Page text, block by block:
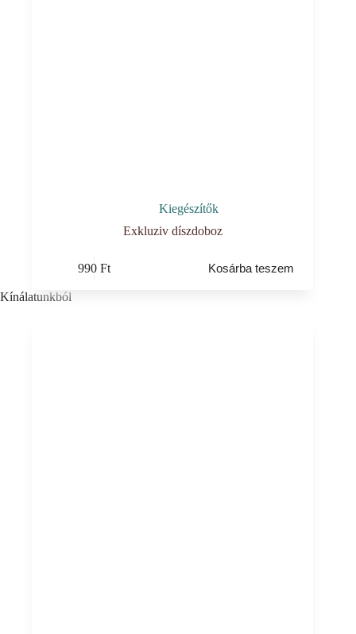
Kiegészítők
Exkluziv díszdoboz
990Ft Kosárba teszem
Kínálatunkból